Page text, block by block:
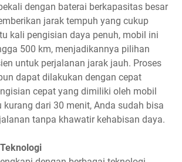
dengan baterai berkapasitas besar
jarak tempuh yang cukup
kali pengisian daya penuh, mobil ini
500 km, menjadikannya pilihan
untuk perjalanan jarak jauh. Proses
dapat dilakukan dengan cepat
cepat yang dimiliki oleh mobil
kurang dari 30 menit, Anda sudah bisa
tanpa khawatir kehabisan daya.